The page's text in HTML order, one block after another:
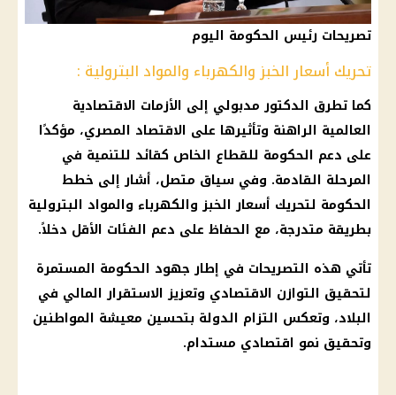
تصريحات رئيس الحكومة اليوم
تحريك أسعار الخبز والكهرباء والمواد البترولية :
كما تطرق الدكتور مدبولي إلى الأزمات الاقتصادية
العالمية الراهنة وتأثيرها على الاقتصاد المصري، مؤكدًا
على دعم الحكومة للقطاع الخاص كقائد للتنمية في
المرحلة القادمة. وفي سياق متصل، أشار إلى خطط
الحكومة لتحريك أسعار الخبز والكهرباء والمواد البترولية
بطريقة متدرجة، مع الحفاظ على دعم الفئات الأقل دخلاً.
تأتي هذه التصريحات في إطار جهود الحكومة المستمرة
لتحقيق التوازن الاقتصادي وتعزيز الاستقرار المالي في
البلاد، وتعكس التزام الدولة بتحسين معيشة المواطنين
وتحقيق نمو اقتصادي مستدام.